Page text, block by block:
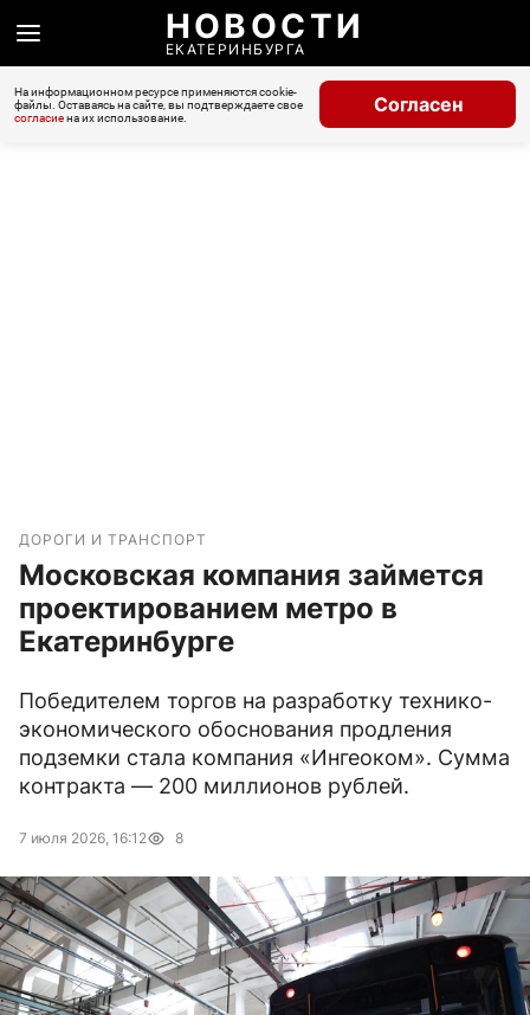
НОВОСТИ
ЕКАТЕРИНБУРГА
На информационном ресурсе применяются cookie-
файлы. Оставаясь на сайте, вы подтверждаете свое
согласиена их использование.
Согласен
ДОРОГИ И ТРАНСПОРТ
Московская компания займется
проектированием метро в
Екатеринбурге
Победителем торгов на разработку технико-
экономического обоснования продления
подземки стала компания «Ингеоком». Сумма
контракта — 200 миллионов рублей.
7 июля 2026, 16:12 8